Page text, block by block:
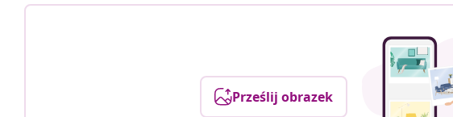
Prześlij obrazek